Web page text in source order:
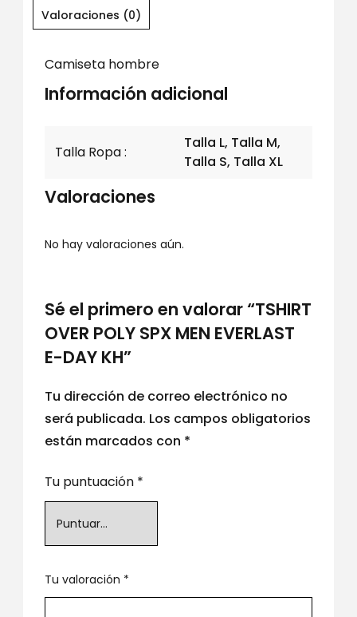
Valoraciones (0)
Camiseta hombre
Información adicional
Talla Ropa
Talla L, Talla M,
Talla S, Talla XL
Valoraciones
No hay valoraciones aún.
Sé el primero en valorar “TSHIRT
OVER POLY SPX MEN EVERLAST
E-DAY KH”
Tu dirección de correo electrónico no
será publicada. Los campos obligatorios
están marcados con *
Tu puntuación *
Tu valoración *